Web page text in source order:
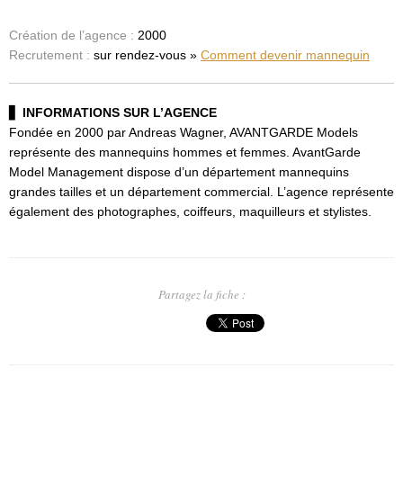
Création de l’agence : 2000
Recrutement : sur rendez-vous » Comment devenir mannequin
INFORMATIONS SUR L’AGENCE
Fondée en 2000 par Andreas Wagner, AVANTGARDE Models
représente des mannequins hommes et femmes. AvantGarde
Model Management dispose d’un département mannequins
grandes tailles et un département commercial. L’agence représente
également des photographes, coiffeurs, maquilleurs et stylistes.
Partagez la fiche :